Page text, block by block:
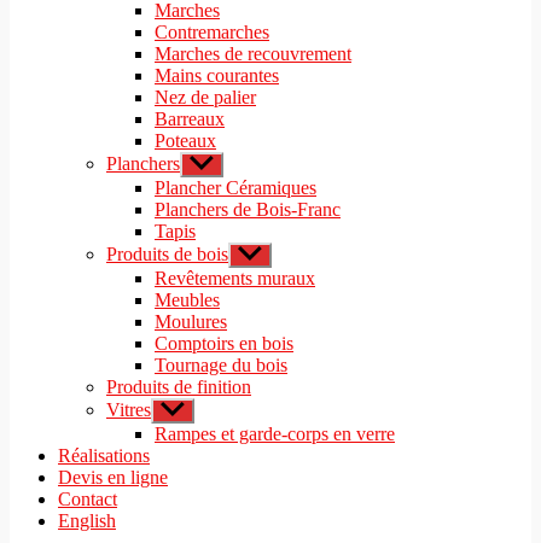
menu
menu
Marches
Contremarches
Marches de recouvrement
Mains courantes
Nez de palier
Barreaux
Poteaux
Planchers Afficher
le
sous-
menu
Plancher Céramiques
Planchers de Bois-Franc
Tapis
Produits de bois Afficher
le
sous-
Revêtements muraux
Meubles
Moulures
Comptoirs en bois
Tournage du bois
Produits de finition
Vitres Afficher
le
sous-
Rampes et garde-corps en verre
Réalisations
Devis en ligne
Contact
English